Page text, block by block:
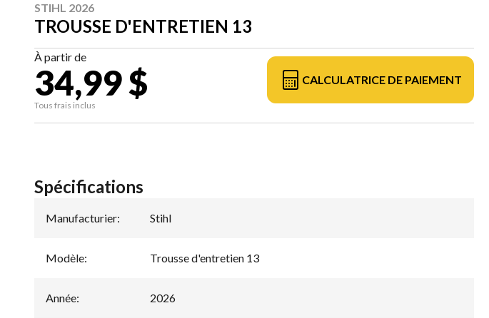
STIHL 2026
TROUSSE D'ENTRETIEN 13
À partir de
34,99 $
Tous frais inclus
CALCULATRICE DE PAIEMENT
Spécifications
Manufacturier: Stihl
Modèle: Trousse d'entretien 13
Année: 2026